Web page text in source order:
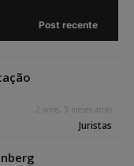
Post recente
2 anos, 3 meses atrás
Juristas